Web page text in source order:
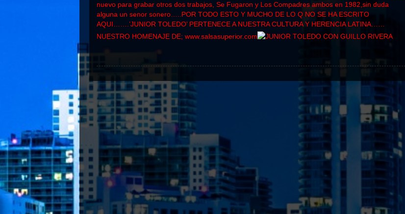
nuevo para grabar otros dos trabajos, Se Fugaron y Los Compadres ambos en 1982,sin duda
alguna un senor sonero…..POR TODO ESTO Y MUCHO DE LO Q NO SE HA ESCRITO
AQUI…….’JUNIOR TOLEDO’ PERTENECE A NUESTRA CULTURA Y HERENCIA LATINA……
NUESTRO HOMENAJE DE; www.salsasuperior.com